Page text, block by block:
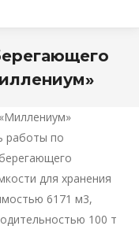
работы по
для хранения
6171 м3,
100 т